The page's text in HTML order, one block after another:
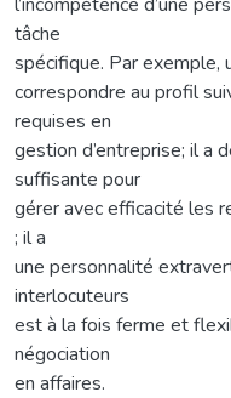
tâche
spécifique. Par exemple,
correspondre au profil
requises en
gestion d’entreprise; il a
suffisante pour
gérer avec efficacité les
; il a
une personnalité
interlocuteurs
est à la fois ferme et
négociation
en affaires.